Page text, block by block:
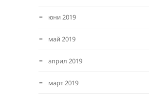
юни 2019
май 2019
април 2019
март 2019